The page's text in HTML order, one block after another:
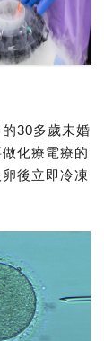
30多歲未婚
化療電療的
後立即冷凍